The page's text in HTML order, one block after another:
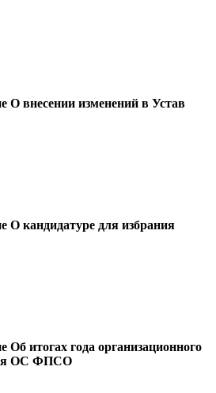
О внесении изменений в Устав
О кандидатуре для избрания
итогах года организационного
ОС ФПСО